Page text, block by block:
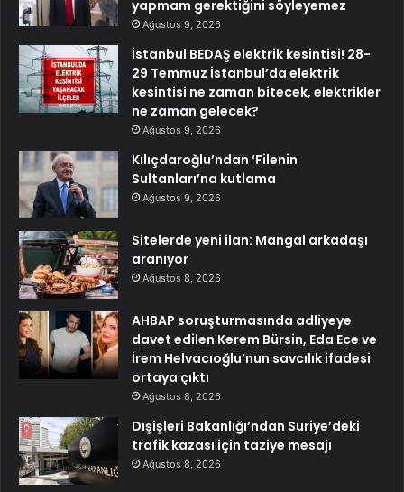
yapmam gerektiğini söyleyemez
Ağustos 9, 2026
İstanbul BEDAŞ elektrik kesintisi! 28-
29 Temmuz İstanbul’da elektrik
kesintisi ne zaman bitecek, elektrikler
ne zaman gelecek?
Ağustos 9, 2026
Kılıçdaroğlu’ndan ‘Filenin
Sultanları’na kutlama
Ağustos 9, 2026
Sitelerde yeni ilan: Mangal arkadaşı
aranıyor
Ağustos 8, 2026
AHBAP soruşturmasında adliyeye
davet edilen Kerem Bürsin, Eda Ece ve
İrem Helvacıoğlu’nun savcılık ifadesi
ortaya çıktı
Ağustos 8, 2026
Dışişleri Bakanlığı’ndan Suriye’deki
trafik kazası için taziye mesajı
Ağustos 8, 2026